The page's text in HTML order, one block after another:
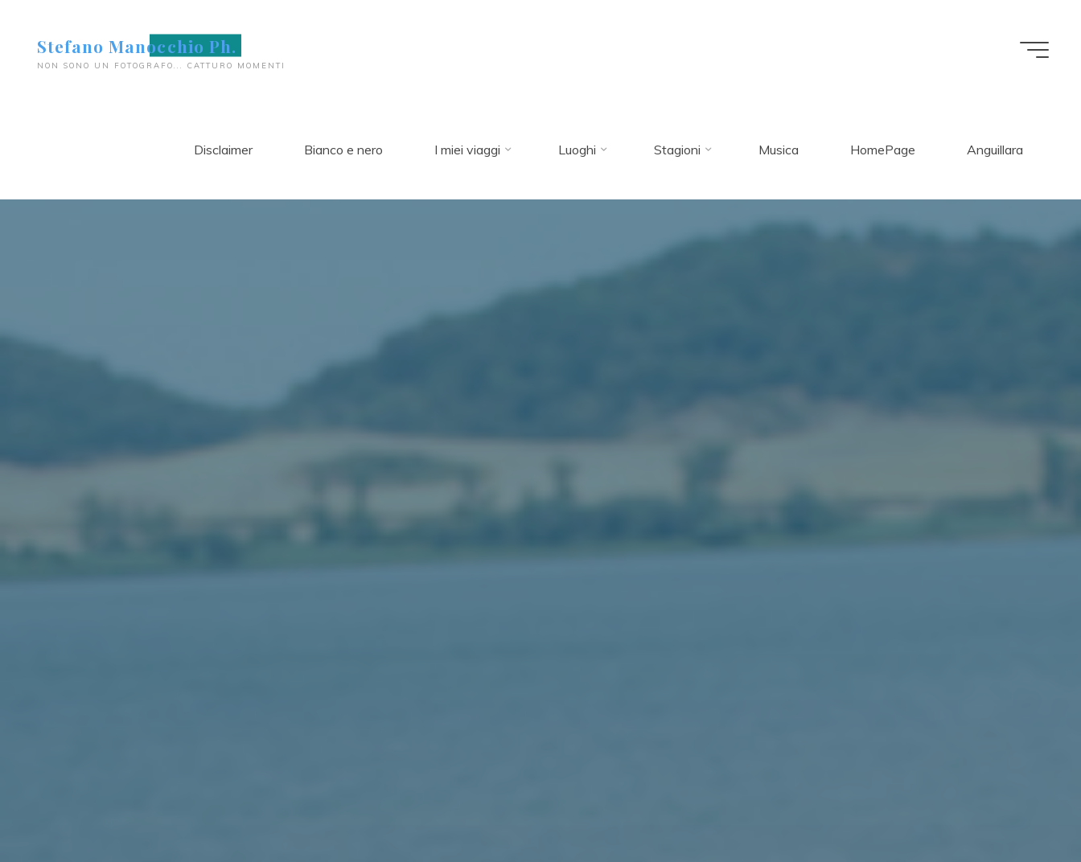
contenutoStefano Manocchio Ph.
NON SONO UN FOTOGRAFO... CATTURO MOMENTI
Disclaimer Bianco e nero I miei viaggi Luoghi Stagioni Musica HomePage Anguillara